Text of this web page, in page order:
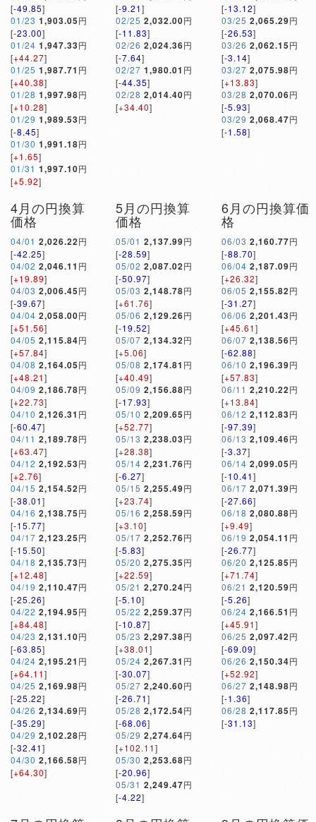
[-49.85]
01/23 1,903.05円
[-23.00]
01/24 1,947.33円
[+44.27]
01/25 1,987.71 円
[+40.38]
01/28 1,997.98円
[+10.28]
01/29 1,989.53円
[-8.45]
01/30 1,991.18円
[+1.65]
01/31 1,997.10円
[+5.92]
[-9.21]
02/25 2,032.00円
[-11.83]
02/26 2,024.36円
[-7.64]
02/27 1,980.01 円
[-44.35]
02/28 2,014.40円
[+34.40]
[-13.12]
03/25 2,065.29円
[-26.53]
03/26 2,062.15円
[-3.14]
03/27 2,075.98円
[+13.83]
03/28 2,070.06円
[-5.93]
03/29 2,068.47円
[-1.58]
4月の円換算
価格
04/01 2,026.22円
[-42.25]
04/02 2,046.11 円
[+19.89]
04/03 2,006.45円
[-39.67]
04/04 2,058.00円
[+51.56]
04/05 2,115.84円
[+57.84]
04/08 2,164.05円
[+48.21]
04/09 2,186.78円
[+22.73]
04/10 2,126.31 円
[-60.47]
04/11 2,189.78円
[+63.47]
04/12 2,192.53円
[+2.76]
04/15 2,154.52円
[-38.01]
04/16 2,138.75円
[-15.77]
04/17 2,123.25円
[-15.50]
04/18 2,135.73円
[+12.48]
04/19 2,110.47円
[-25.26]
04/22 2,194.95円
[+84.48]
04/23 2,131.10円
[-63.85]
04/24 2,195.21 円
[+64.11]
04/25 2,169.98円
[-25.22]
04/26 2,134.69円
[-35.29]
04/29 2,102.28円
[-32.41]
04/30 2,166.58円
[+64.30]
5月の円換算
価格
05/01 2,137.99円
[-28.59]
05/02 2,087.02円
[-50.97]
05/03 2,148.78円
[+61.76]
05/06 2,129.26円
[-19.52]
05/07 2,134.32円
[+5.06]
05/08 2,174.81 円
[+40.49]
05/09 2,156.88円
[-17.93]
05/10 2,209.65円
[+52.77]
05/13 2,238.03円
[+28.38]
05/14 2,231.76円
[-6.27]
05/15 2,255.49円
[+23.74]
05/16 2,258.59円
[+3.10]
05/17 2,252.76円
[-5.83]
05/20 2,275.35円
[+22.59]
05/21 2,270.24円
[-5.10]
05/22 2,259.37円
[-10.87]
05/23 2,297.38円
[+38.01]
05/24 2,267.31 円
[-30.07]
05/27 2,240.60円
[-26.71]
05/28 2,172.54円
[-68.06]
05/29 2,274.64円
[+102.11]
05/30 2,253.68円
[-20.96]
05/31 2,249.47円
[-4.22]
6月の円換算価
格
06/03 2,160.77円
[-88.70]
06/04 2,187.09円
[+26.32]
06/05 2,155.82円
[-31.27]
06/06 2,201.43円
[+45.61]
06/07 2,138.56円
[-62.88]
06/10 2,196.39円
[+57.83]
06/11 2,210.22円
[+13.84]
06/12 2,112.83円
[-97.39]
06/13 2,109.46円
[-3.37]
06/14 2,099.05円
[-10.41]
06/17 2,071.39円
[-27.66]
06/18 2,080.88円
[+9.49]
06/19 2,054.11 円
[-26.77]
06/20 2,125.85円
[+71.74]
06/21 2,120.59円
[-5.26]
06/24 2,166.51 円
[+45.91]
06/25 2,097.42円
[-69.09]
06/26 2,150.34円
[+52.92]
06/27 2,148.98円
[-1.36]
06/28 2,117.85円
[-31.13]